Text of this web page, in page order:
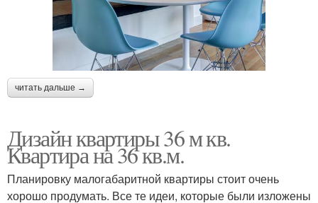
читать дальше →
Дизайн квартиры 36 м кв.
Квартира на 36 кв.м.
Планировку малогабаритной квартиры стоит очень
хорошо продумать. Все те идеи, которые были изложены